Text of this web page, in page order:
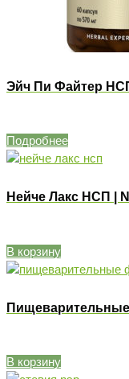
Эйч Пи Файтер
Подробнее
Нейче Лакс НСП |
В корзину
В корзину